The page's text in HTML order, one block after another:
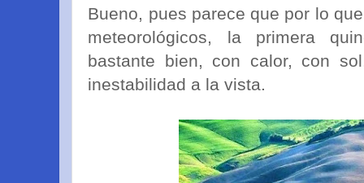
Bueno, pues parece que por lo
meteorológicos, la primera
bastante bien, con calor, con
inestabilidad a la vista.